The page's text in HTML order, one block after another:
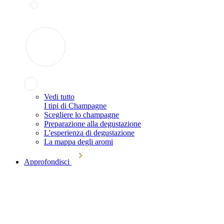
Vedi tutto
I tipi di Champagne
Scegliere lo champagne
Preparazione alla degustazione
L'esperienza di degustazione
La mappa degli aromi
Approfondisci